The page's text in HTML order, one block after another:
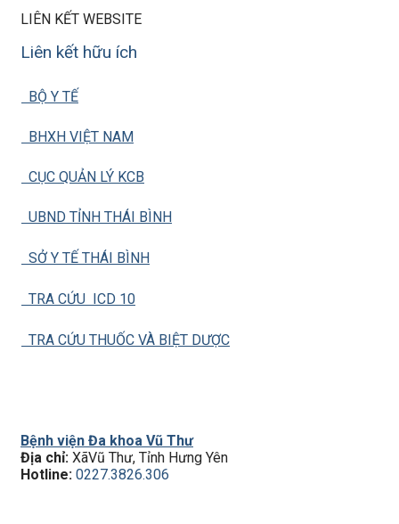
LIÊN KẾT WEBSITE
Liên kết hữu ích
BỘ Y TẾ
BHXH VIỆT NAM
CỤC QUẢN LÝ KCB
UBND TỈNH THÁI BÌNH
SỞ Y TẾ THÁI BÌNH
TRA CỨU ICD 10
TRA CỨU THUỐC VÀ BIỆT DƯỢC
Bệnh viện Đa khoa Vũ Thư
Địa chỉ: XãVũ Thư, Tỉnh Hưng Yên
Hotline: 0227.3826.306